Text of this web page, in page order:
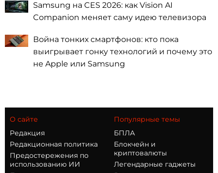
Samsung на CES 2026: как Vision AI
Companion меняет саму идею телевизора
Война тонких смартфонов: кто пока
выигрывает гонку технологий и почему это
не Apple или Samsung
О сайте
Редакция
Редакционная политика
Предостережения по
использованию ИИ
Популярные темы
БПЛА
Блокчейн и
криптовалюты
Легендарные гаджеты